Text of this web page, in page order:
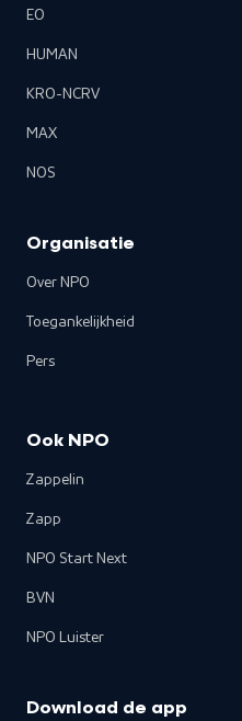
EO
HUMAN
KRO-NCRV
MAX
NOS
Organisatie
Over NPO
Toegankelijkheid
Pers
Ook NPO
Zappelin
Zapp
NPO Start Next
BVN
NPO Luister
Download de app